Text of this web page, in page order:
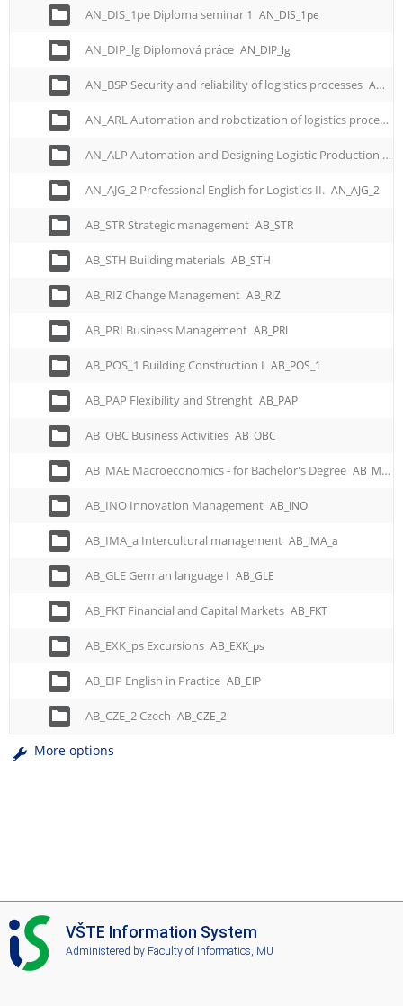
AN_DIS_1pe Diploma seminar 1 AN_DIS_1pe
AN_DIP_lg Diplomová práce AN_DIP_lg
AN_BSP Security and reliability of logistics processes AN_BSP
AN_ARL Automation and robotization of logistics processes
AN_ALP Automation and Designing Logistic Production Processes - for Master study programme
AN_AJG_2 Professional English for Logistics II. AN_AJG_2
AB_STR Strategic management AB_STR
AB_STH Building materials AB_STH
AB_RIZ Change Management AB_RIZ
AB_PRI Business Management AB_PRI
AB_POS_1 Building Construction I AB_POS_1
AB_PAP Flexibility and Strenght AB_PAP
AB_OBC Business Activities AB_OBC
AB_MAE Macroeconomics - for Bachelor's Degree AB_MAE
AB_INO Innovation Management AB_INO
AB_IMA_a Intercultural management AB_IMA_a
AB_GLE German language I AB_GLE
AB_FKT Financial and Capital Markets AB_FKT
AB_EXK_ps Excursions AB_EXK_ps
AB_EIP English in Practice AB_EIP
AB_CZE_2 Czech AB_CZE_2
More options
I
S
V
VŠTE Information System
Administered by Faculty of Informatics, MU